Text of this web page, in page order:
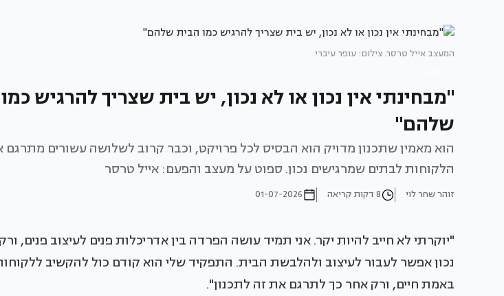
המעצב אייל טרסר. צילום: עופר עיברי
"מבחינתי אין נכון או לא נכון, יש בית שצריך להרגיש
שלהם"
הוא מאמין שתכנון מדויק הוא הבסיס לכל פרויקט, וכבר קרוב לשלושה עשורים
הלקוחות לבתים שמרגישים נכון. ספוט על מעצב והפעם: אייל טרסר
זוהר שחר לוי 8 דקות קריאה 01-07-2026
"יוקרתי לא חייב להיות יקר. אני תמיד עושה הפרדה בין אדריכלות פנים לעיצוב פנים,
נכון אפשר לעבור לעיצוב ולהלבשת הבית. התפקיד שלי הוא קודם כול להקשיב
באמת חיים, ורק אחר כך לתרגם את זה לתכנון".